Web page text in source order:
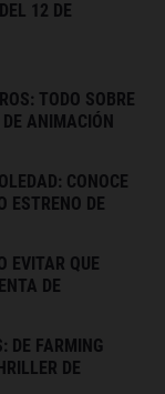
12 DE
TODO SOBRE
ANIMACIÓN
CONOCE
ESTRENO DE
EVITAR QUE
DE
DE FARMING
DE